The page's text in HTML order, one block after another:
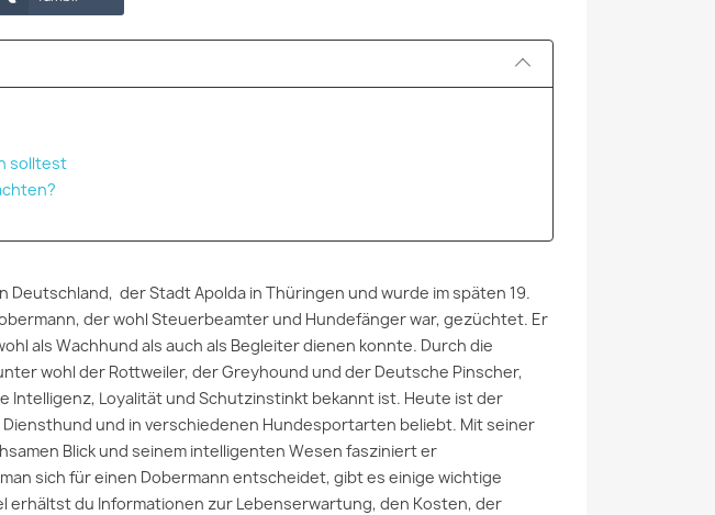
solltest
Deutschland, der Stadt Apolda in Thüringen und wurde im späten 19.
der wohl Steuerbeamter und Hundefänger war, gezüchtet. Er
als Wachhund als auch als Begleiter dienen konnte. Durch die
wohl der Rottweiler, der Greyhound und der Deutsche Pinscher,
Intelligenz, Loyalität und Schutzinstinkt bekannt ist. Heute ist der
Diensthund und in verschiedenen Hundesportarten beliebt. Mit seiner
Blick und seinem intelligenten Wesen fasziniert er
sich für einen Dobermann entscheidet, gibt es einige wichtige
erhältst du Informationen zur Lebenserwartung, den Kosten, der